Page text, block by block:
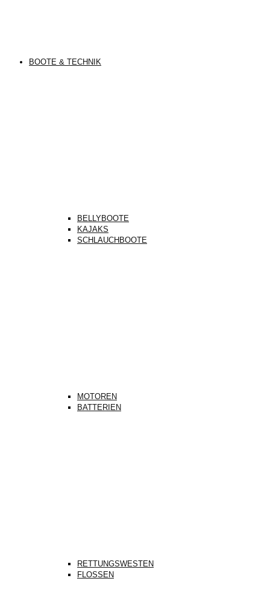
BOOTE & TECHNIK
BELLYBOOTE
KAJAKS
SCHLAUCHBOOTE
MOTOREN
BATTERIEN
RETTUNGSWESTEN
FLOSSEN